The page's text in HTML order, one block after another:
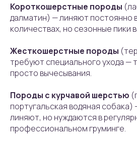
Короткошерстные породы
далматин) — линяют постоянно
количествах, но сезонные пики
Жесткошерстные породы
требуют специального ухода —
просто вычесывания.
Породы с курчавой шерстью
португальская водяная собака)
линяют, но нуждаются в
профессиональном груминге.